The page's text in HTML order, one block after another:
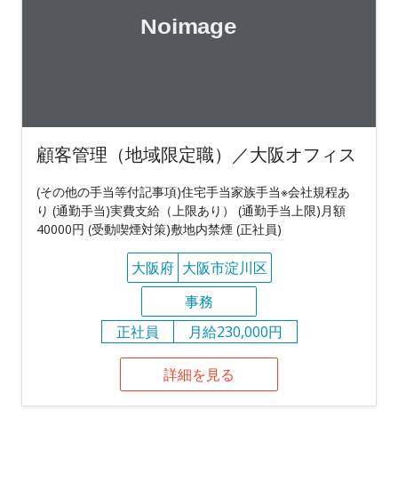
顧客管理（地域限定職）／大阪オフィス
(その他の手当等付記事項)住宅手当家族手当※会社規程あ
り (通勤手当)実費支給（上限あり） (通勤手当上限)月額
40000円 (受動喫煙対策)敷地内禁煙 (正社員)
大阪府 大阪市淀川区
事務
正社員
月給230,000円
詳細を見る